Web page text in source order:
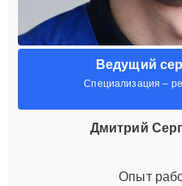
Ведущий
Специализация –
Дмитрий
Опыт